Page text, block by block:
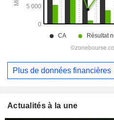
Plus de données financières
Actualités à la une